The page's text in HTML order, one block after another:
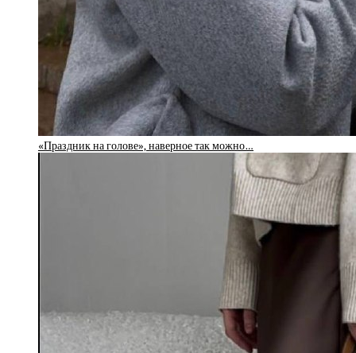
«Праздник на голове», наверное так можно…